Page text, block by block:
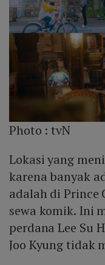
Photo :tvN
Lokasi yang
karena banyak
adalah di Prince
sewa komik. Ini
perdana Lee Su
Joo Kyung tidak